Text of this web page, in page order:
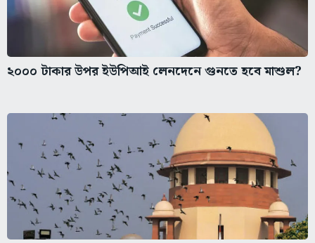
২০০০ টাকার উপর ইউপিআই লেনদেনে গুনতে হবে মাশুল?